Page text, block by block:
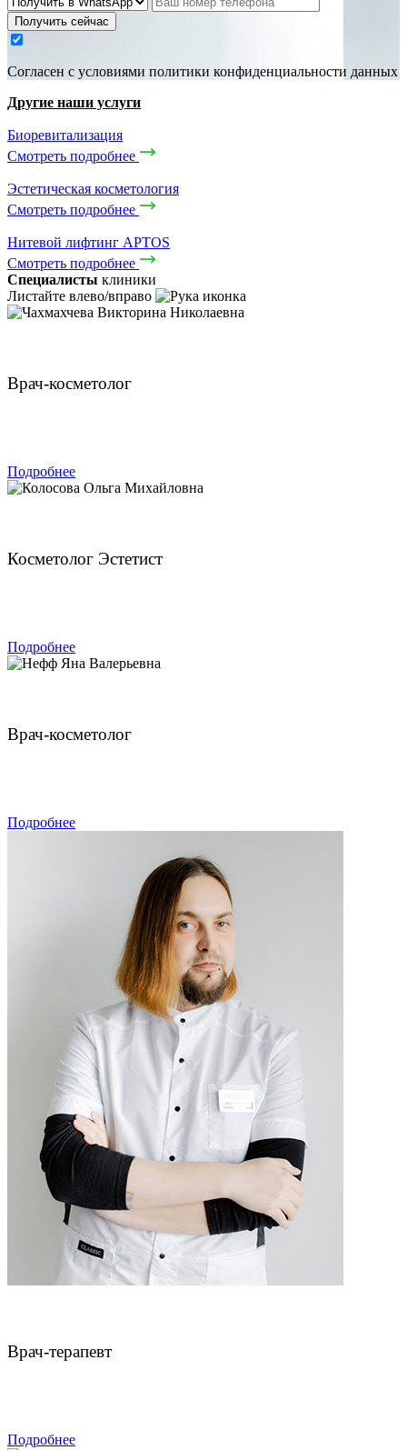
Получить сейчас
Cогласен с условиями политики конфиденциальности данных
Другие наши услуги
Биоревитализация
Смотреть подробнее
Эстетическая косметология
Смотреть подробнее
Нитевой лифтинг APTOS
Смотреть подробнее
Специалисты клиники
Листайте влево/вправо
Врач-косметолог
Подробнее
Косметолог Эстетист
Подробнее
Врач-косметолог
Подробнее
Врач-терапевт
Подробнее